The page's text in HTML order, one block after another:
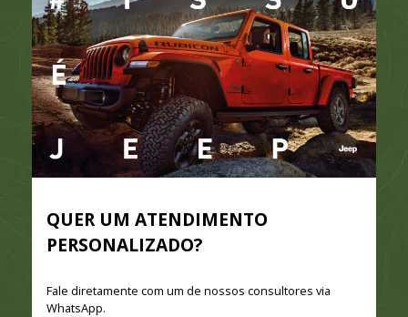
QUER UM ATENDIMENTO
PERSONALIZADO?
Fale diretamente com um de nossos consultores via
WhatsApp.